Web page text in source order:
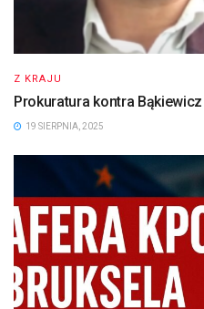
Z KRAJU
Prokuratura kontra
19 SIERPNIA, 2025